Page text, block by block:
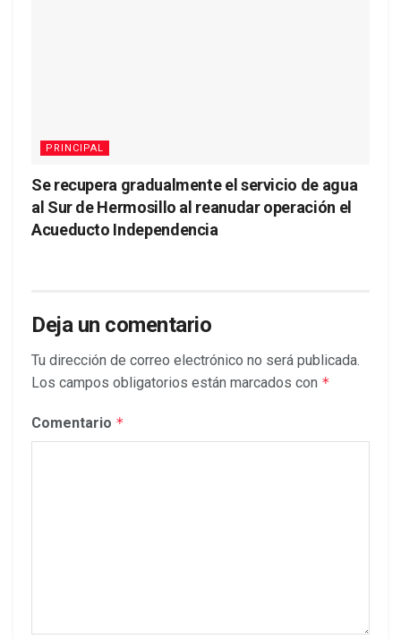
PRINCIPAL
Se recupera gradualmente el servicio de agua
al Sur de Hermosillo al reanudar operación el
Acueducto Independencia
Deja un comentario
Tu dirección de correo electrónico no será publicada.
Los campos obligatorios están marcados con *
Comentario *